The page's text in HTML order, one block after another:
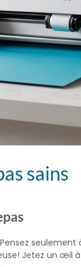
sains
Jetez un œil